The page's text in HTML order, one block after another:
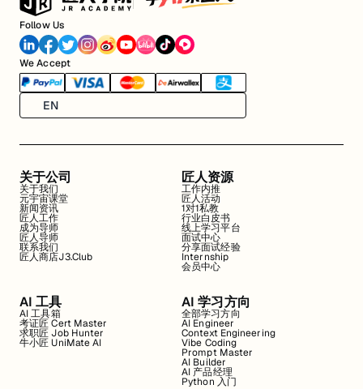
Follow Us
We Accept
EN
关于公司
关于我们
元宇宙课堂
新闻资讯
匠人工作
成为导师
匠人导师
联系我们
匠人商店J3.Club
匠人资源
工作内推
匠人活动
1对1私教
行业白皮书
线上学习平台
面试中心
分享面试经验
Internship
会员中心
AI 工具
AI 工具箱
考证匠 Cert Master
求职匠 Job Hunter
牛小匠 UniMate AI
AI 学习方向
全部学习方向
AI Engineer
Context Engineering
Vibe Coding
Prompt Master
AI Builder
AI 产品经理
Python 入门